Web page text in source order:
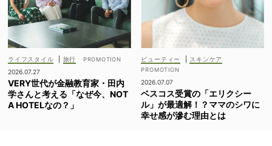
ライフスタイル
旅行
2026.07.27
VERY世代が金融教育家・田内
学さんと考える「なぜ今、NOT
A HOTELなの？」
ビューティー スキンケア
2026.07.07
ベスコス受賞の「エリクシー
ル」が最適解！？ママのシワに
幸せ感が滲む理由とは